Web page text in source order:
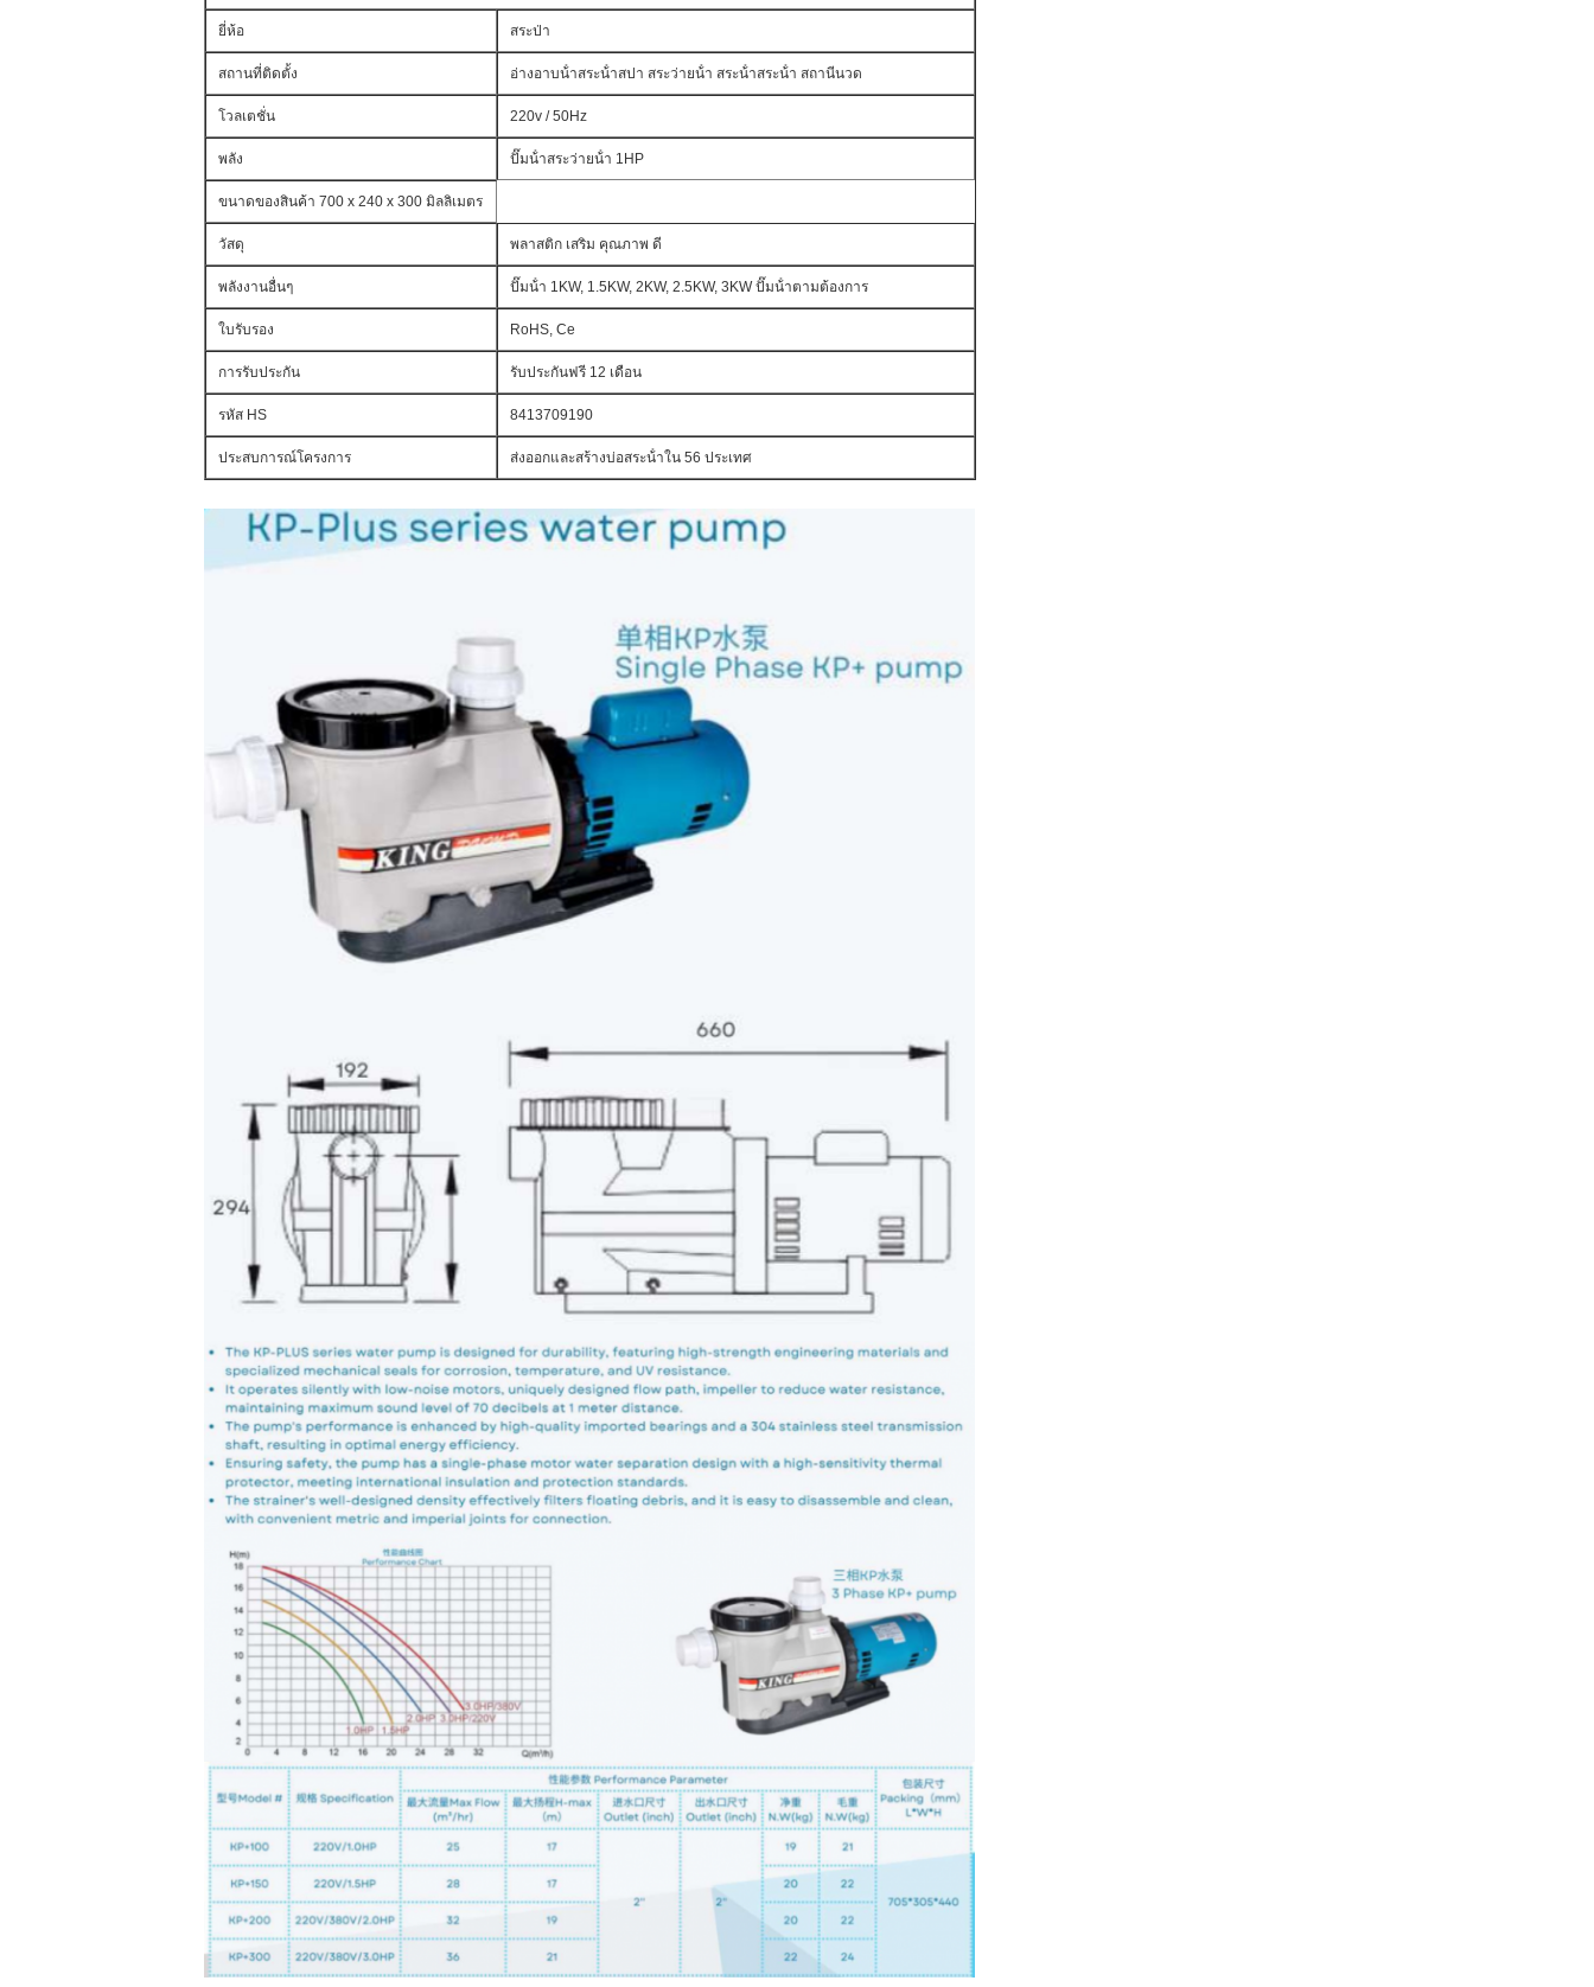
ยี่ห้อ สระป่า
สถานที่ติดตั้ง อ่างอาบน้ําสระน้ําสปา สระว่ายน้ํา สระน้ําสระน้ํา สถานีนวด
โวลเตชั่น 220v / 50Hz
พลัง ปั๊มน้ําสระว่ายน้ํา 1HP
ขนาดของสินค้า 700 x 240 x 300 มิลลิเมตร
วัสดุ พลาสติก เสริม คุณภาพ ดี
พลังงานอื่นๆ ปั๊มน้ํา 1KW, 1.5KW, 2KW, 2.5KW, 3KW ปั๊มน้ําตามต้องการ
ใบรับรอง RoHS, Ce
การรับประกัน รับประกันฟรี 12 เดือน
รหัส HS 8413709190
ประสบการณ์โครงการ ส่งออกและสร้างบ่อสระน้ําใน 56 ประเทศ